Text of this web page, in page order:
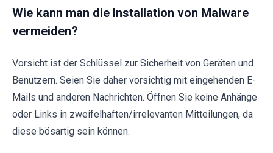
Wie kann man die Installation von Malware
vermeiden?
Vorsicht ist der Schlüssel zur Sicherheit von Geräten und
Benutzern. Seien Sie daher vorsichtig mit eingehenden E-
Mails und anderen Nachrichten. Öffnen Sie keine Anhänge
oder Links in zweifelhaften/irrelevanten Mitteilungen, da
diese bösartig sein können.